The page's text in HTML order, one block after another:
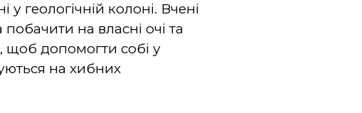
у геологічній колоні. Вчені
на власні очі та
щоб допомогти собі у
на хибних